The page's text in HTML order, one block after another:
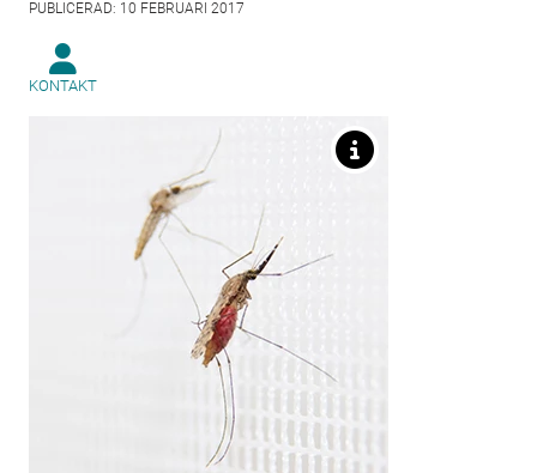
PUBLICERAD: 10 FEBRUARI 2017
KONTAKT